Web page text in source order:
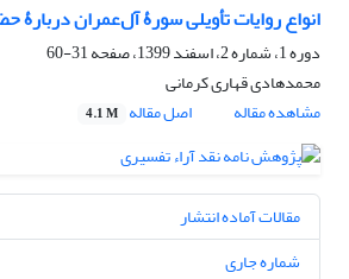
انواع روایات تأویلی سورۀ آل‌عمران
دوره 1، شماره 2، اسفند 1399، صفحه
31-60
محمدهادی قهاری کرمانی
مشاهده مقاله
اصل مقاله 4.1 M
مقالات آماده انتشار
شماره جاری